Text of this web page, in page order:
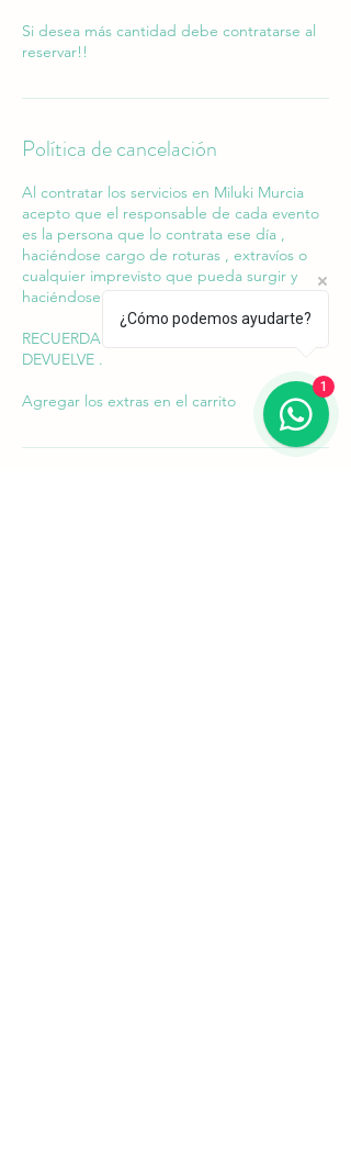
Si desea más cantidad debe contratarse al
reservar!!
Política de cancelación
Al contratar los servicios en Miluki Murcia
acepto que el responsable de cada evento
es la persona que lo contrata ese día ,
haciéndose cargo de roturas , extravíos o
cualquier imprevisto que pueda surgir y
haciéndose cargo de los mismos
RECUERDA LA PRE RESERVA NO SE
DEVUELVE .
Agregar los extras en el carrito
¿Cómo podemos ayudarte?
1